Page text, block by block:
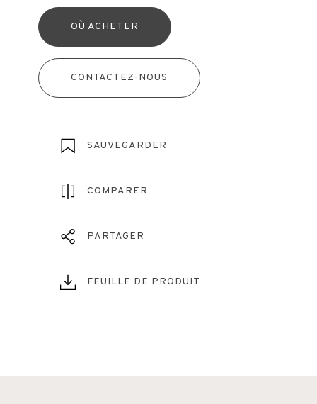
OÙ ACHETER
CONTACTEZ-NOUS
SAUVEGARDER
COMPARER
PARTAGER
FEUILLE DE PRODUIT